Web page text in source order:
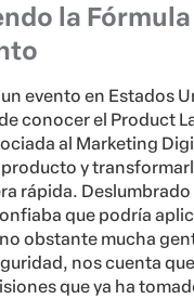
la
evento en Estados
conocer el Product
al Marketing
y
rápida.
que podría
obstante mucha
nos cuenta
que ya ha